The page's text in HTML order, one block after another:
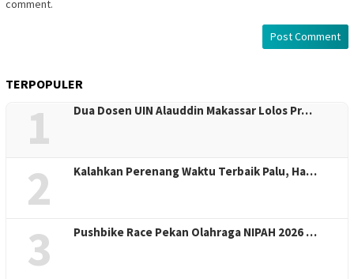
comment.
TERPOPULER
1 Dua Dosen UIN Alauddin Makassar Lolos Pr…
2 Kalahkan Perenang Waktu Terbaik Palu, Ha…
3 Pushbike Race Pekan Olahraga NIPAH 2026 …